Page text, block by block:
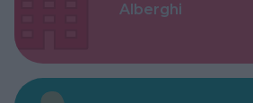
Alberghi